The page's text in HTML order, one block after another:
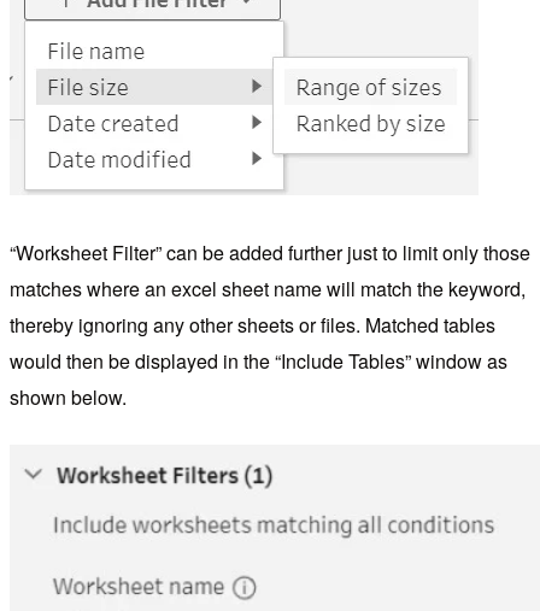
“Worksheet Filter” can be added further just to limit only those
matches where an excel sheet name will match the keyword,
thereby ignoring any other sheets or files. Matched tables
would then be displayed in the “Include Tables” window as
shown below.